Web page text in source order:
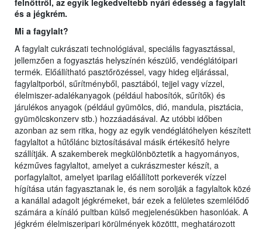
felnőttről, az egyik legkedveltebb nyári édesség a fagylalt
és a jégkrém.
Mi a fagylalt?
A fagylalt cukrászati technológiával, speciális fagyasztással,
jellemzően a fogyasztás helyszínén készülő, vendéglátóipari
termék. Előállítható pasztőrözéssel, vagy hideg eljárással,
fagylaltporból, sűrítményből, pasztából, tejjel vagy vízzel,
élelmiszer-adalékanyagok (például habosítók, sűrítők) és
járulékos anyagok (például gyümölcs, dió, mandula, pisztácia,
gyümölcskonzerv stb.) hozzáadásával. Az utóbbi időben
azonban az sem ritka, hogy az egyik vendéglátóhelyen készített
fagylaltot a hűtőlánc biztosításával másik értékesítő helyre
szállítják. A szakemberek megkülönböztetik a hagyományos,
kézműves fagylaltot, amelyet a cukrászmester készít, a
porfagylaltot, amelyet iparilag előállított porkeverék vízzel
hígítása után fagyasztanak le, és nem sorolják a fagylaltok közé
a kanállal adagolt jégkrémeket, bár ezek a felületes szemlélődő
számára a kínáló pultban külső megjelenésükben hasonlóak. A
jégkrém élelmiszeripari körülmények közöttt, meghatározott